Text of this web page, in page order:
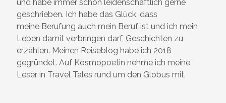
und habe immer schon leidenschaftlich gerne
geschrieben. Ich habe das Glück, dass
meine Berufung auch mein Beruf ist und ich mein
Leben damit verbringen darf, Geschichten zu
erzählen. Meinen Reiseblog habe ich 2018
gegründet. Auf Kosmopoetin nehme ich meine
Leser in Travel Tales rund um den Globus mit.